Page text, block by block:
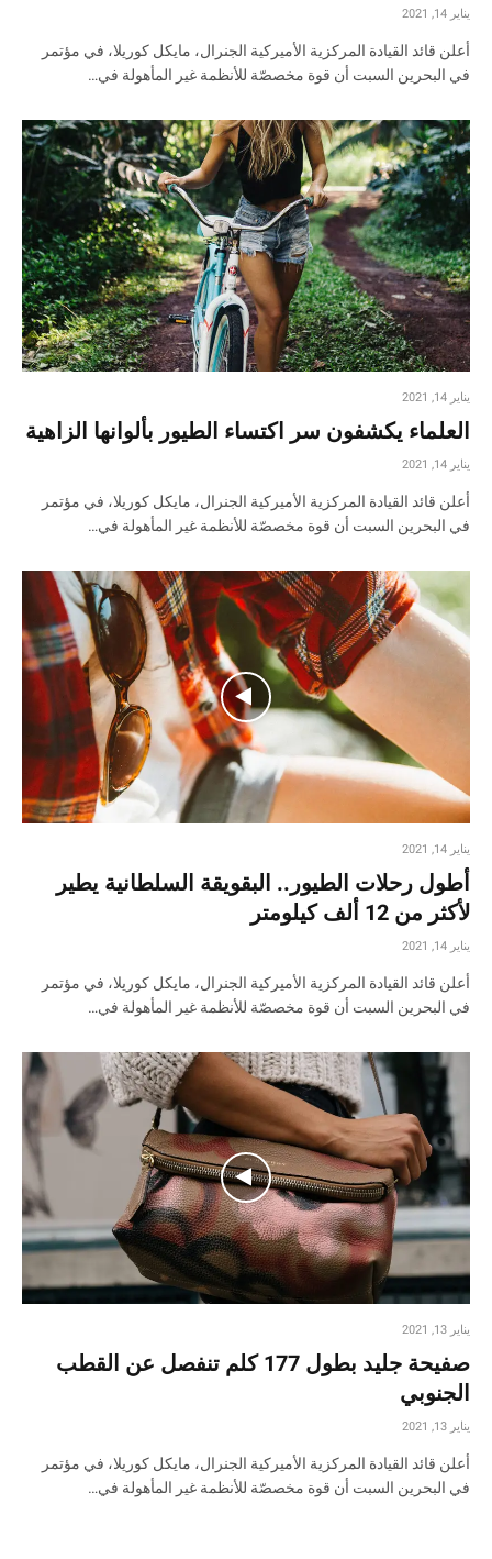
يناير 14, 2021
أعلن قائد القيادة المركزية الأميركية الجنرال، مايكل كوريلا، في مؤتمر
في البحرين السبت أن قوة مخصصّة للأنظمة غير المأهولة في…
يناير 14, 2021
العلماء يكشفون سر اكتساء الطيور بألوانها الزاهية
يناير 14, 2021
أعلن قائد القيادة المركزية الأميركية الجنرال، مايكل كوريلا، في مؤتمر
في البحرين السبت أن قوة مخصصّة للأنظمة غير المأهولة في…
يناير 14, 2021
أطول رحلات الطيور.. البقويقة السلطانية يطير
لأكثر من 12 ألف كيلومتر
يناير 14, 2021
أعلن قائد القيادة المركزية الأميركية الجنرال، مايكل كوريلا، في مؤتمر
في البحرين السبت أن قوة مخصصّة للأنظمة غير المأهولة في…
يناير 13, 2021
صفيحة جليد بطول 177 كلم تنفصل عن القطب
الجنوبي
يناير 13, 2021
أعلن قائد القيادة المركزية الأميركية الجنرال، مايكل كوريلا، في مؤتمر
في البحرين السبت أن قوة مخصصّة للأنظمة غير المأهولة في…